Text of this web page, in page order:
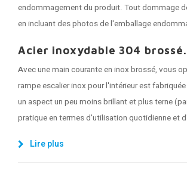
endommagement du produit. Tout dommage
en incluant des photos de l'emballage
Acier inoxydable 304 brossé.
Avec une main courante en inox brossé, vous
rampe escalier inox pour l'intérieur est
un aspect un peu moins brillant et plus terne
pratique en termes d'utilisation quotidienne et
Lire plus